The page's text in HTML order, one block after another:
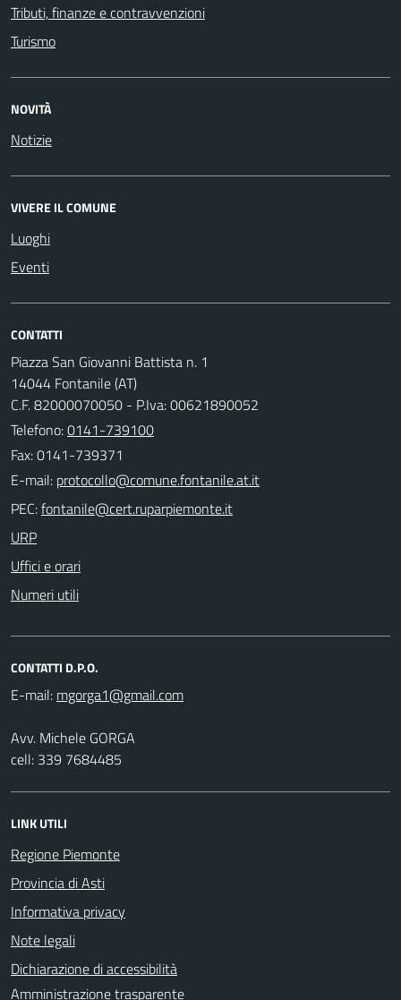
Tributi, finanze e contravvenzioni
Turismo
NOVITÀ
Notizie
VIVERE IL COMUNE
Luoghi
Eventi
CONTATTI
Piazza San Giovanni Battista n. 1
14044 Fontanile (AT)
C.F. 82000070050 - P.Iva: 00621890052
Telefono:0141-739100
Fax: 0141-739371
E-mail:
PEC:
URP
Uffici e orari
Numeri utili
CONTATTI D.P.O.
E-mail:
Avv. Michele GORGA
cell: 339 7684485
LINK UTILI
Regione Piemonte
Provincia di Asti
Informativa privacy
Note legali
Dichiarazione di accessibilità
Amministrazione trasparente